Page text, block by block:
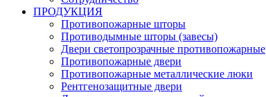
ПРОДУКЦИЯ
Противопожарные шторы
Противодымные шторы (завесы)
Двери светопрозрачные противопожарные
Противопожарные двери
Противопожарные металлические люки
Рентгенозащитные двери